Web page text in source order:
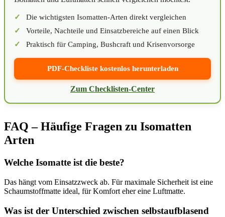
Die wichtigsten Isomatten-Arten direkt vergleichen
Vorteile, Nachteile und Einsatzbereiche auf einen Blick
Praktisch für Camping, Bushcraft und Krisenvorsorge
PDF-Checkliste kostenlos herunterladen
Zum Checklisten-Center
FAQ – Häufige Fragen zu Isomatten
Arten
Welche Isomatte ist die beste?
Das hängt vom Einsatzzweck ab. Für maximale Sicherheit ist eine
Schaumstoffmatte ideal, für Komfort eher eine Luftmatte.
Was ist der Unterschied zwischen selbstaufblasend